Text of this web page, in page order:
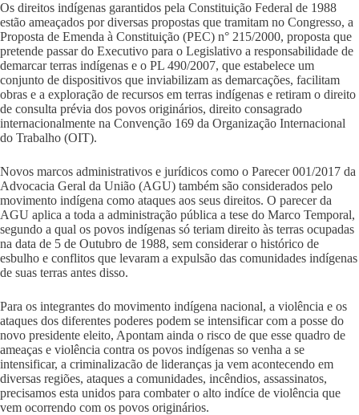
Os direitos indígenas garantidos pela Constituição Federal de 1988
estão ameaçados por diversas propostas que tramitam no Congresso, a
Proposta de Emenda à Constituição (PEC) n° 215/2000, proposta que
pretende passar do Executivo para o Legislativo a responsabilidade de
demarcar terras indígenas e o PL 490/2007, que estabelece um
conjunto de dispositivos que inviabilizam as demarcações, facilitam
obras e a exploração de recursos em terras indígenas e retiram o direito
de consulta prévia dos povos originários, direito consagrado
internacionalmente na Convenção 169 da Organização Internacional
do Trabalho (OIT).
Novos marcos administrativos e jurídicos como o Parecer 001/2017 da
Advocacia Geral da União (AGU) também são considerados pelo
movimento indígena como ataques aos seus direitos. O parecer da
AGU aplica a toda a administração pública a tese do Marco Temporal,
segundo a qual os povos indígenas só teriam direito às terras ocupadas
na data de 5 de Outubro de 1988, sem considerar o histórico de
esbulho e conflitos que levaram a expulsão das comunidades indígenas
de suas terras antes disso.
Para os integrantes do movimento indígena nacional, a violência e os
ataques dos diferentes poderes podem se intensificar com a posse do
novo presidente eleito, Apontam ainda o risco de que esse quadro de
ameaças e violência contra os povos indígenas so venha a se
intensificar, a criminalizacão de lideranças ja vem acontecendo em
diversas regiões, ataques a comunidades, incêndios, assassinatos,
precisamos esta unidos para combater o alto indíce de violência que
vem ocorrendo com os povos originários.